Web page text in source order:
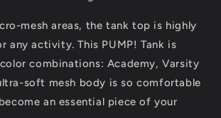
mesh areas, the tank top is highly
any activity. This PUMP! Tank is
combinations: Academy, Varsity
soft mesh body is so comfortable
an essential piece of your